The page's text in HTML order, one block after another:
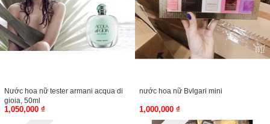
Nước hoa nữ tester armani acqua di
gioia, 50ml
1,050,000 ₫
nước hoa nữ Bvlgari mini
1,000,000 ₫